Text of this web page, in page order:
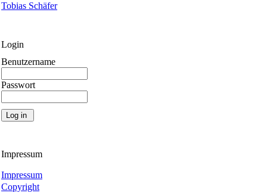
Tobias Schäfer
Login
Benutzername
Passwort
Impressum
Impressum
Copyright